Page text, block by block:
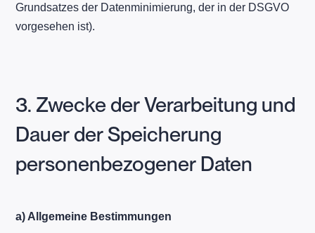
Grundsatzes der Datenminimierung, der in der DSGVO
vorgesehen ist).
3. Zwecke der Verarbeitung und
Dauer der Speicherung
personenbezogener Daten
a) Allgemeine Bestimmungen